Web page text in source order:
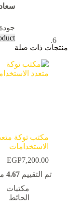
منتجات ذات صلة
مكتب توكة
الاستخدامات
EGP7,200.00
تم التقييم 4.67
مكتبات
الحائط